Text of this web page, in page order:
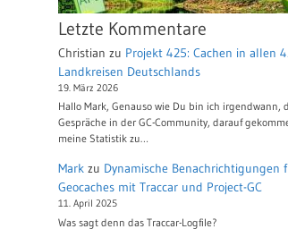
Letzte Kommentare
Christian zu Projekt 425: Cachen in allen
Landkreisen Deutschlands
19. März 2026
Hallo Mark, Genauso wie Du bin ich irgendwann,
Gespräche in der GC-Community, darauf
meine Statistik zu…
Mark zu Dynamische Benachrichtigungen
Geocaches mit Traccar und Project-GC
11. April 2025
Was sagt denn das Traccar-Logfile?